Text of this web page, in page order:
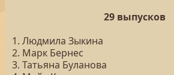
29 выпусков
1. Людмила Зыкина
2. Марк Бернес
3. Татьяна Буланова